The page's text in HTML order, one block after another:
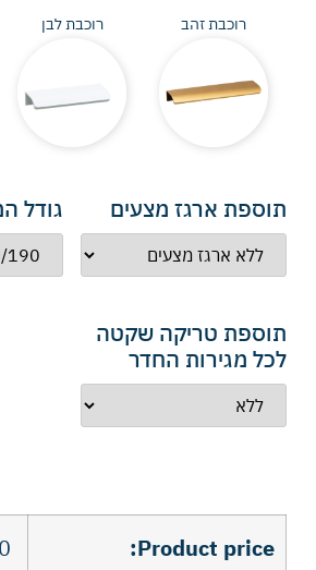
רוכבת זהב רוכבת לבן
תוספת ארגז מצעים גודל
תוספת טריקה שקטה
לכל מגירות החדר
Product price: